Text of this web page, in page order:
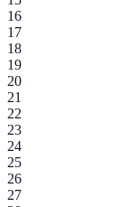
16
17
18
19
20
21
22
23
24
25
26
27